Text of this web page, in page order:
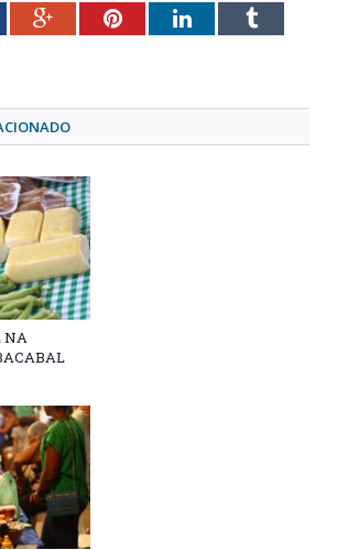
Google+PinterestLinkedInTumblr
NA